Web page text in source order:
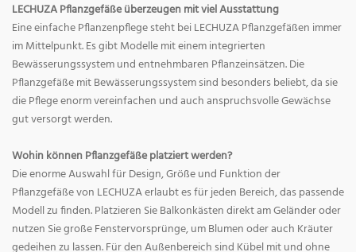
LECHUZA Pflanzgefäße überzeugen mit viel Ausstattung
Eine einfache Pflanzenpflege steht bei LECHUZA Pflanzgefäßen immer
im Mittelpunkt. Es gibt Modelle mit einem integrierten
Bewässerungssystem und entnehmbaren Pflanzeinsätzen. Die
Pflanzgefäße mit Bewässerungssystem sind besonders beliebt, da sie
die Pflege enorm vereinfachen und auch anspruchsvolle Gewächse
gut versorgt werden.
Wohin können Pflanzgefäße platziert werden?
Die enorme Auswahl für Design, Größe und Funktion der
Pflanzgefäße von LECHUZA erlaubt es für jeden Bereich, das passende
Modell zu finden. Platzieren Sie Balkonkästen direkt am Geländer oder
nutzen Sie große Fenstervorsprünge, um Blumen oder auch Kräuter
gedeihen zu lassen. Für den Außenbereich sind Kübel mit und ohne